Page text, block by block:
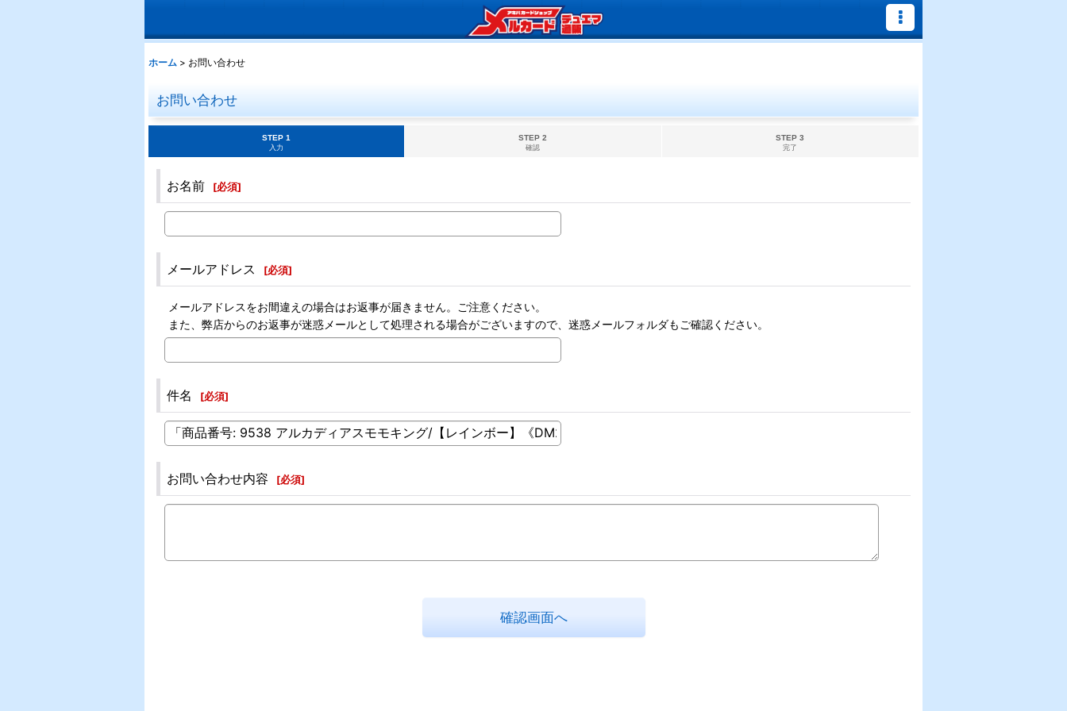
ホーム > お問い合わせ
お問い合わせ
STEP 1
入力
STEP 2
確認
STEP 3
完了
お名前 [必須]
メールアドレス [必須]
メールアドレスをお間違えの場合はお返事が届きません。ご注意ください。
また、弊店からのお返事が迷惑メールとして処理される場合がございますので、迷惑メールフォルダもご確認ください。
件名 [必須]
お問い合わせ内容 [必須]
確認画面へ